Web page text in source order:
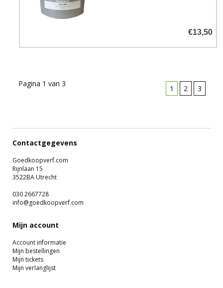
€13,50
Pagina 1 van 3
1 2 3
Contactgegevens
Goedkoopverf.com
Rijnlaan 15
3522BA Utrecht
030 2667728
info@goedkoopverf.com
Mijn account
Account informatie
Mijn bestellingen
Mijn tickets
Mijn verlanglijst